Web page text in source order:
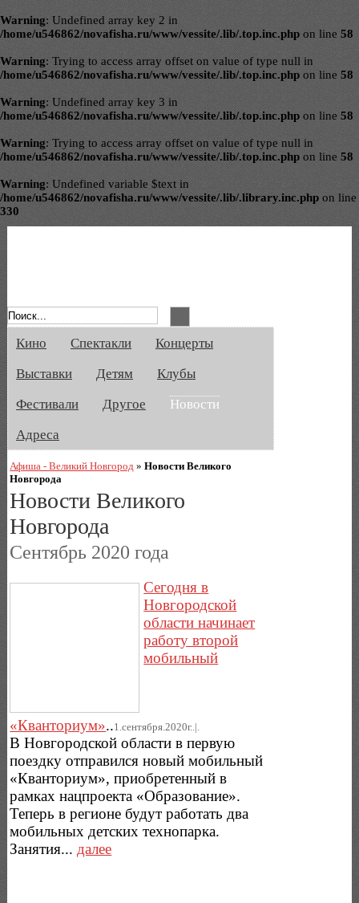
Warning: Undefined array key 2 in
/home/u546862/novafisha.ru/www/vessite/.lib/.top.inc.php on line 58
Warning: Trying to access array offset on value of type null in
/home/u546862/novafisha.ru/www/vessite/.lib/.top.inc.php on line 58
Warning: Undefined array key 3 in
/home/u546862/novafisha.ru/www/vessite/.lib/.top.inc.php on line 58
Warning: Trying to access array offset on value of type null in
/home/u546862/novafisha.ru/www/vessite/.lib/.top.inc.php on line 58
Warning: Undefined variable $text in
/home/u546862/novafisha.ru/www/vessite/.lib/.library.inc.php on line
330
Кино Спектакли
Концерты
Выставки
Детям
Клубы
Фестивали
Другое
Новости
Адреса
Афиша - Великий Новгород »Новости Великого
Новгорода
Новости Великого
Новгорода
Сентябрь 2020 года
Сегодня в
Новгородской
области начинает
работу второй
мобильный
«Кванториум»..1.сентября.2020г..|.
В Новгородской области в первую
поездку отправился новый мобильный
«Кванториум», приобретенный в
рамках нацпроекта «Образование».
Теперь в регионе будут работать два
мобильных детских технопарка.
Занятия... далее